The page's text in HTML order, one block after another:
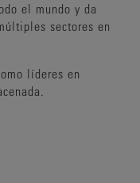
el mundo y da
sectores en
líderes en